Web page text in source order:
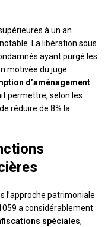
à un an
La libération sous
ayant purgé les
motivée du juge
d’aménagement
permettre, selon les
réduire de 8% la
l’approche patrimoniale
a considérablement
spéciales,